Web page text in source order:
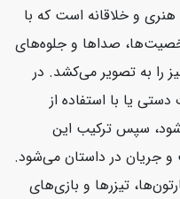
و خلاقانه است که با
صداها و جلوه‌های
به تصویر می‌کشد. در
یا با استفاده از
سپس ترکیب این
جریان در داستان می‌شود.
تیزرها و بازی‌های